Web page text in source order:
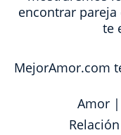
encontrar
te
MejorAmor.com
Amor|
Relación